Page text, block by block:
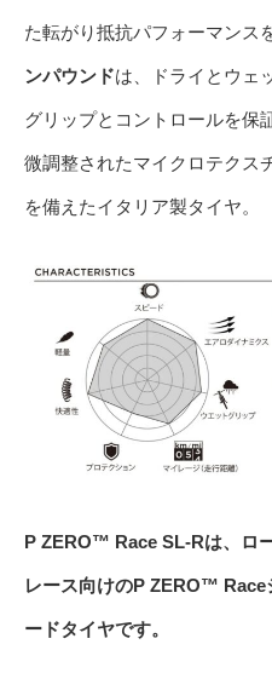
た転がり抵抗パフォーマンス
ンパウンドは、ドライとウェ
グリップとコントロールを保
微調整されたマイクロテクス
を備えたイタリア製タイヤ。
P ZERO™ Race SL-Rは、ロ
レース向けのP ZERO™ Race
ードタイヤです。